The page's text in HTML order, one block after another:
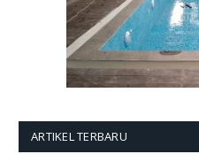
ARTIKEL TERBARU